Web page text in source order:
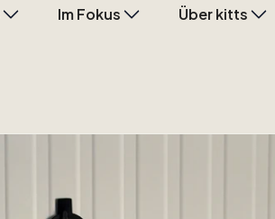
Im Fokus Über kitts